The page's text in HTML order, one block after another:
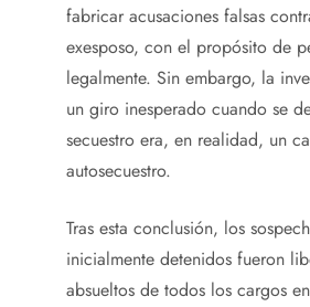
fabricar acusaciones falsas
exesposo, con el propósito de
legalmente. Sin embargo, la
un giro inesperado cuando se
secuestro era, en realidad, un
autosecuestro.
Tras esta conclusión, los
inicialmente detenidos fueron
absueltos de todos los cargos